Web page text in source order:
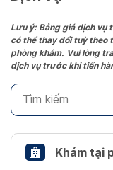
the
question
mark
to
keyboard
shortcuts
Lưu ý: Bảng giá dịch vụ
có thể thay đổi tuỳ theo
phòng khám. Vui lòng
dịch vụ trước khi tiến
Khám tại